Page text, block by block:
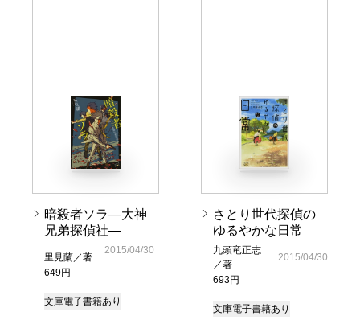
暗殺者ソラ―大神
兄弟探偵社―
里見蘭／著
649円
2015/04/30
文庫電子書籍あり
さとり世代探偵の
ゆるやかな日常
九頭竜正志
／著
693円
2015/04/30
文庫電子書籍あり